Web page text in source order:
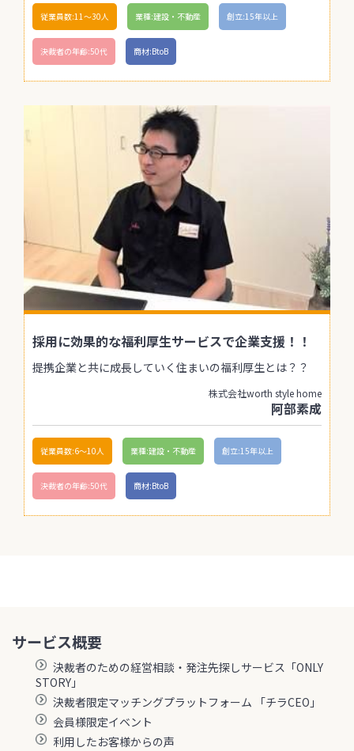
従業員数:11〜30人 業種:建設・不動産 創立:15年以上
決裁者の年齢:50代 商材:BtoB
採用に効果的な福利厚生サービスで企業支援！！
提携企業と共に成長していく住まいの福利厚生とは？？
株式会社worth style home
阿部素成
従業員数:6～10人 業種:建設・不動産 創立:15年以上
決裁者の年齢:50代 商材:BtoB
サービス概要
決裁者のための経営相談・発注先探しサービス「ONLY
STORY」
決裁者限定マッチングプラットフォーム 「チラCEO」
会員様限定イベント
利用したお客様からの声